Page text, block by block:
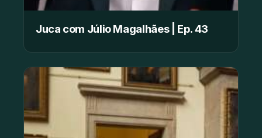
Juca com Júlio Magalhães | Ep. 43